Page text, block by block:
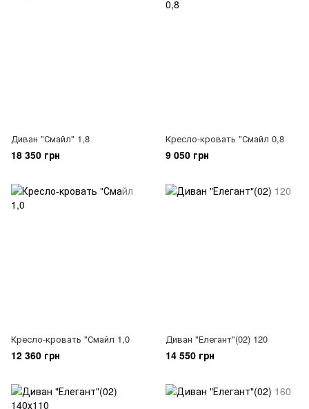
Диван "Смайл" 1,8
18 350 грн
Кресло-кровать "Смайл 0,8
9 050 грн
Кресло-кровать "Смайл 1,0
12 360 грн
Диван "Елегант"(02) 120
14 550 грн